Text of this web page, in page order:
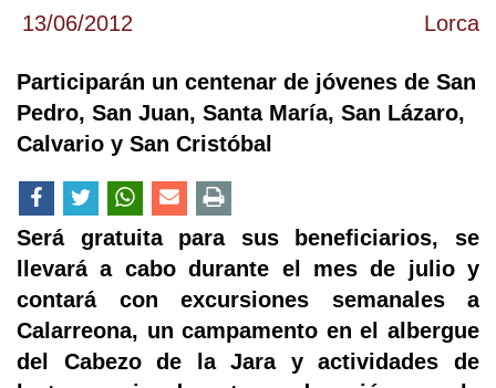
13/06/2012 Lorca
Participarán un centenar de jóvenes de San
Pedro, San Juan, Santa María, San Lázaro,
Calvario y San Cristóbal
Será gratuita para sus beneficiarios, se
llevará a cabo durante el mes de julio y
contará con excursiones semanales a
Calarreona, un campamento en el albergue
del Cabezo de la Jara y actividades de